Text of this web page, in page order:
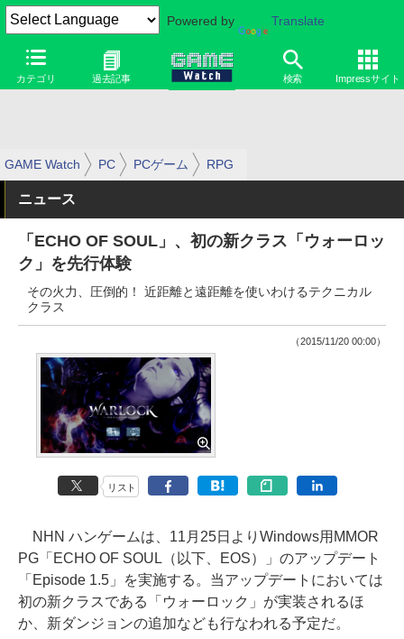
Powered by Translate
カテゴリ 過去記事 検索 Impressサイト
GAME Watch PC PCゲーム RPG
ニュース
「ECHO OF SOUL」、初の新クラス「ウォーロッ
ク」を先行体験
その火力、圧倒的！ 近距離と遠距離を使いわけるテクニカル
クラス
（2015/11/20 00:00）
リスト
NHN ハンゲームは、11月25日よりWindows用MMOR
PG「ECHO OF SOUL（以下、EOS）」のアップデート
「Episode 1.5」を実施する。当アップデートにおいては
初の新クラスである「ウォーロック」が実装されるほ
か、新ダンジョンの追加なども行なわれる予定だ。